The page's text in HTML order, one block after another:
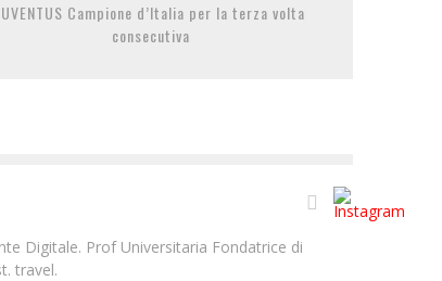
Campione d’Italia per la terza volta
consecutiva
Digitale. Prof Universitaria Fondatrice di
travel.